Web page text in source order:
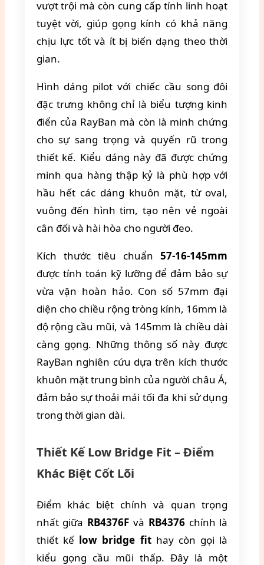
vượt trội mà còn cung cấp tính linh hoạt
tuyệt vời, giúp gọng kính có khả năng
chịu lực tốt và ít bị biến dạng theo thời
gian.
Hình dáng pilot với chiếc cầu song đôi
đặc trưng không chỉ là biểu tượng kinh
điển của RayBan mà còn là minh chứng
cho sự sang trọng và quyến rũ trong
thiết kế. Kiểu dáng này đã được chứng
minh qua hàng thập kỷ là phù hợp với
hầu hết các dáng khuôn mặt, từ oval,
vuông đến hình tim, tạo nên vẻ ngoài
cân đối và hài hòa cho người đeo.
Kích thước tiêu chuẩn57-16-145mm
được tính toán kỹ lưỡng để đảm bảo sự
vừa vặn hoàn hảo. Con số 57mm đại
diện cho chiều rộng tròng kính, 16mm là
độ rộng cầu mũi, và 145mm là chiều dài
càng gọng. Những thông số này được
RayBan nghiên cứu dựa trên kích thước
khuôn mặt trung bình của người châu Á,
đảm bảo sự thoải mái tối đa khi sử dụng
trong thời gian dài.
Thiết Kế Low Bridge Fit – Điểm
Khác Biệt Cốt Lõi
Điểm khác biệt chính và quan trọng
nhất giữa RB4376F và RB4376chính là
thiết kế low bridge fithay còn gọi là
kiểu gọng cầu mũi thấp. Đây là một